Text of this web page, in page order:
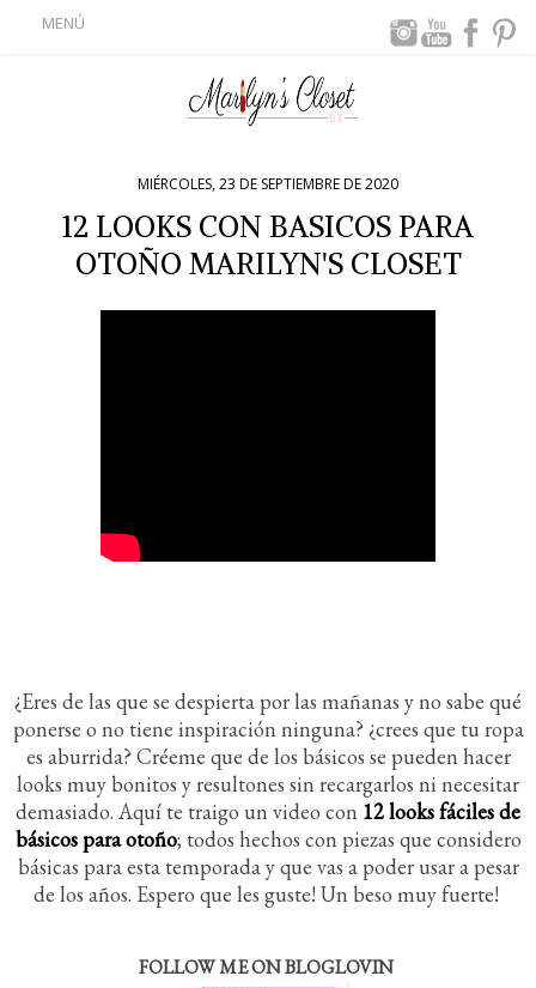
MENÚ
MIÉRCOLES, 23 DE SEPTIEMBRE DE 2020
12 LOOKS CON BASICOS PARA
OTOÑO MARILYN'S CLOSET
¿Eres de las que se despierta por las mañanas y no sabe qué
ponerse o no tiene inspiración ninguna? ¿crees que tu ropa
es aburrida? Créeme que de los básicos se pueden hacer
looks muy bonitos y resultones sin recargarlos ni necesitar
demasiado. Aquí te traigo un video con 12 looks fáciles de
básicos para otoño; todos hechos con piezas que considero
básicas para esta temporada y que vas a poder usar a pesar
de los años. Espero que les guste! Un beso muy fuerte!
FOLLOW ME ON BLOGLOVIN